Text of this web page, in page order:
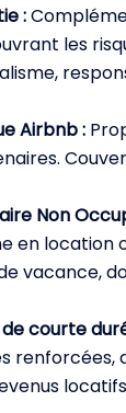
:
les
Airbnb :
Non
en location
vacance,
courte
renforcées,